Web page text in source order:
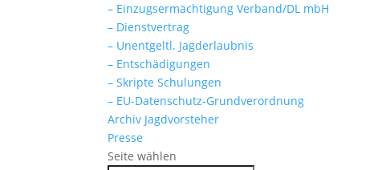
– Einzugsermächtigung Verband/DL mbH
– Dienstvertrag
– Unentgeltl. Jagderlaubnis
– Entschädigungen
– Skripte Schulungen
– EU-Datenschutz-Grundverordnung
Archiv Jagdvorsteher
Presse
Seite wählen